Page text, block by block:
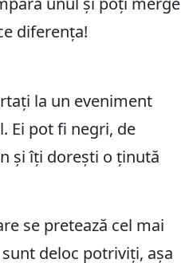
diferența!
la un eveniment
Ei pot fi negri, de
și îți dorești o ținută
se pretează cel mai
deloc potriviți, așa